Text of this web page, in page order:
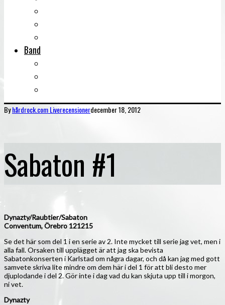
Band
Byhårdrock.comLiverecensionerdecember 18, 2012
Sabaton #1
Dynazty/Raubtier/Sabaton
Conventum, Örebro 121215
Se det här som del 1 i en serie av 2. Inte mycket till serie jag vet, men i
alla fall. Orsaken till upplägget är att jag ska bevista
Sabatonkonserten i Karlstad om några dagar, och då kan jag med gott
samvete skriva lite mindre om dem här i del 1 för att bli desto mer
djuplodande i del 2. Gör inte i dag vad du kan skjuta upp till i morgon,
ni vet.
Dynazty